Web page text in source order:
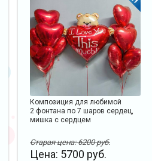
Композиция для любимой
2 фонтана по 7 шаров сердец,
мишка с сердцем
Старая цена:6200руб.
Цена: 5700 руб.